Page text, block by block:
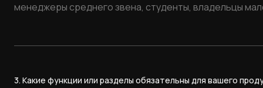
3. Какие функции или разделы обязательны для вашего